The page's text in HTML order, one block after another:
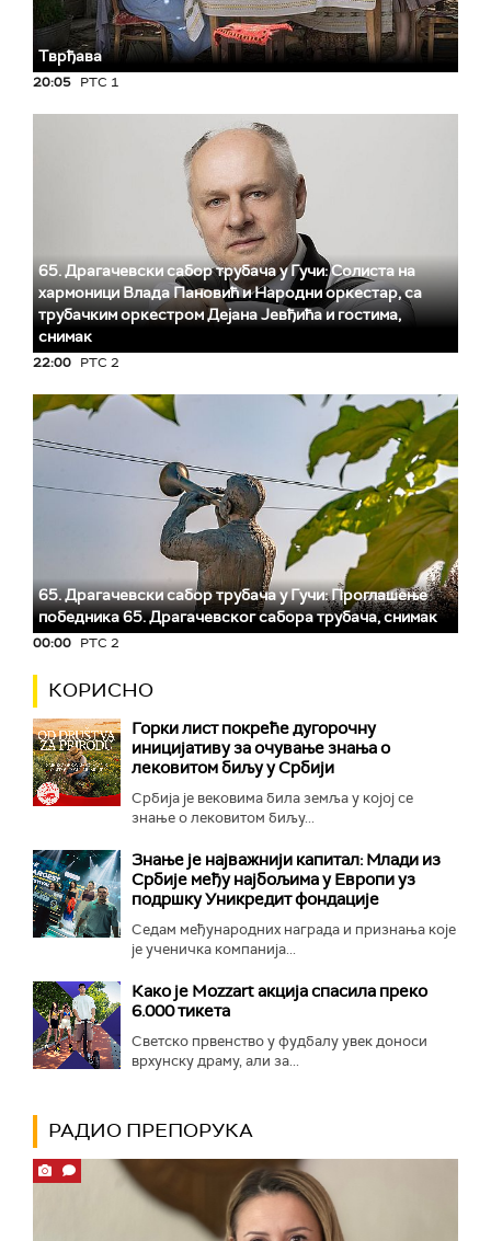
Тврђава
20:05 РТС 1
65. Драгачевски сабор трубача у Гучи: Солиста на
хармоници Влада Пановић и Народни оркестар, са
трубачким оркестром Дејана Јевђића и гостима,
снимак
22:00 РТС 2
65. Драгачевски сабор трубача у Гучи: Проглашење
победника 65. Драгачевског сабора трубача, снимак
00:00 РТС 2
КОРИСНО
Горки лист покреће дугорочну
иницијативу за очување знања о
лековитом биљу у Србији
Србија је вековима била земља у којој се
знање о лековитом биљу...
Знање је најважнији капитал: Млади из
Србије међу најбољима у Европи уз
подршку Уникредит фондације
Седам међународних награда и признања које
је ученичка компанија...
Како је Mozzart акција спасила преко
6.000 тикета
Светско првенство у фудбалу увек доноси
врхунску драму, али за...
РАДИО ПРЕПОРУКА